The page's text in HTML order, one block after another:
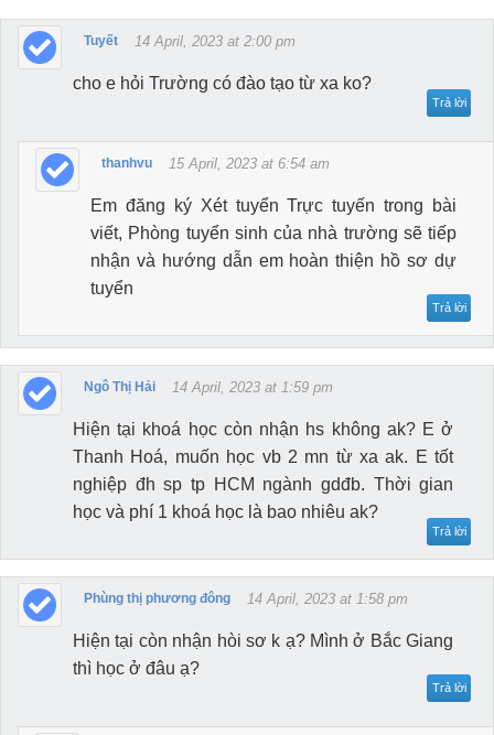
Tuyết 14 April, 2023 at 2:00 pm
cho e hỏi Trường có đào tạo từ xa ko?
Trả lời
thanhvu 15 April, 2023 at 6:54 am
Em đăng ký Xét tuyển Trực tuyến trong bài
viết, Phòng tuyển sinh của nhà trường sẽ tiếp
nhận và hướng dẫn em hoàn thiện hồ sơ dự
tuyển
Trả lời
Ngô Thị Hải 14 April, 2023 at 1:59 pm
Hiện tại khoá học còn nhận hs không ak? E ở
Thanh Hoá, muốn học vb 2 mn từ xa ak. E tốt
nghiệp đh sp tp HCM ngành gdđb. Thời gian
học và phí 1 khoá học là bao nhiêu ak?
Trả lời
Phùng thị phương đông 14 April, 2023 at 1:58 pm
Hiện tại còn nhận hòi sơ k ạ? Mình ở Bắc Giang
thì học ở đâu ạ?
Trả lời